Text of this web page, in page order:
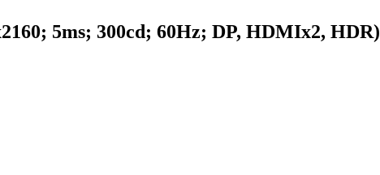
5ms; 300cd; 60Hz; DP, HDMIx2, HDR)